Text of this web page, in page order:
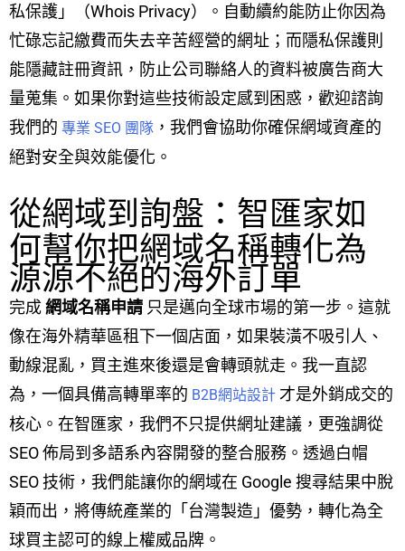
私保護」（Whois Privacy）。自動續約能防止你因為
忙碌忘記繳費而失去辛苦經營的網址；而隱私保護則
能隱藏註冊資訊，防止公司聯絡人的資料被廣告商大
量蒐集。如果你對這些技術設定感到困惑，歡迎諮詢
我們的 專業 SEO 團隊 ，我們會協助你確保網域資產的
絕對安全與效能優化。
從網域到詢盤：智匯家如
何幫你把網域名稱轉化為
源源不絕的海外訂單
完成網域名稱申請 只是邁向全球市場的第一步。這就
像在海外精華區租下一個店面，如果裝潢不吸引人、
動線混亂，買主進來後還是會轉頭就走。我一直認
為，一個具備高轉單率的 B2B網站設計 才是外銷成交的
核心。在智匯家，我們不只提供網址建議，更強調從
SEO 佈局到多語系內容開發的整合服務。透過白帽
SEO 技術，我們能讓你的網域在 Google 搜尋結果中脫
穎而出，將傳統產業的「台灣製造」優勢，轉化為全
球買主認可的線上權威品牌。